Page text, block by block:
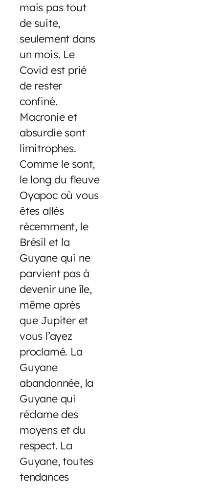
mais pas tout
de suite,
seulement dans
un mois. Le
Covid est prié
de rester
confiné.
Macronie et
absurdie sont
limitrophes.
Comme le sont,
le long du fleuve
Oyapoc où vous
êtes allés
récemment, le
Brésil et la
Guyane qui ne
parvient pas à
devenir une île,
même après
que Jupiter et
vous l’ayez
proclamé. La
Guyane
abandonnée, la
Guyane qui
réclame des
moyens et du
respect. La
Guyane, toutes
tendances